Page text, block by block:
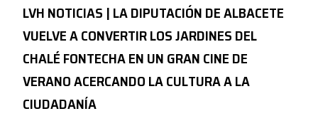
LVH NOTICIAS | LA DIPUTACIÓN DE ALBACETE
VUELVE A CONVERTIR LOS JARDINES DEL
CHALÉ FONTECHA EN UN GRAN CINE DE
VERANO ACERCANDO LA CULTURA A LA
CIUDADANÍA